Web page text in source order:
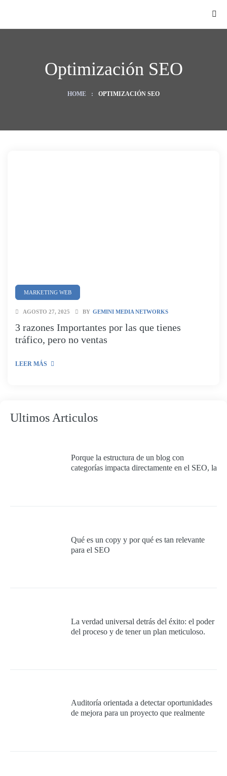
Optimización SEO
HOME : OPTIMIZACIÓN SEO
MARKETING WEB
3 razones Importantes por las que tienes
tráfico, pero no ventas
AGOSTO 27, 2025 BY GEMINI MEDIA NETWORKS
LEER MÁS
Ultimos Articulos
Porque la estructura de un blog con
categorías impacta directamente en el SEO, la
Qué es un copy y por qué es tan relevante
para el SEO
La verdad universal detrás del éxito: el poder
del proceso y de tener un plan meticuloso.
Auditoría orientada a detectar oportunidades
de mejora para un proyecto que realmente